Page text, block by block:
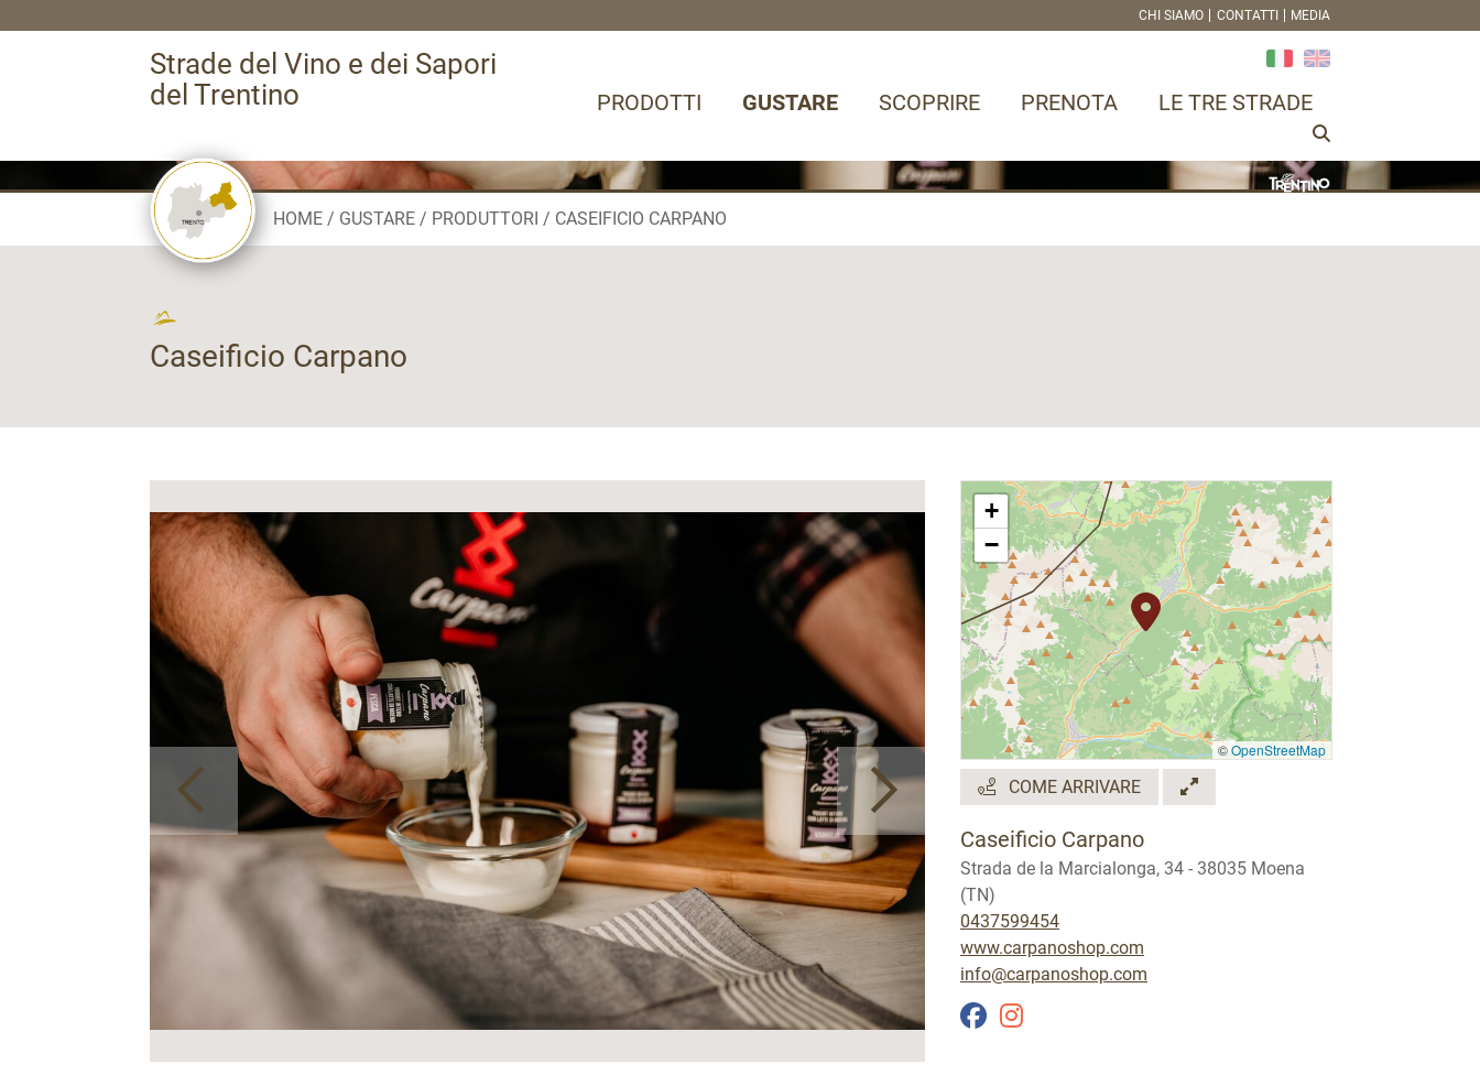
CHI SIAMO CONTATTI MEDIA
Strade del Vino e dei Sapori
del Trentino
PRODOTTI GUSTARE SCOPRIRE PRENOTA LE TRE STRADE
HOME GUSTARE PRODUTTORI CASEIFICIO CARPANO
Caseificio Carpano
+
−
©OpenStreetMap
COME ARRIVARE
Caseificio Carpano
Strada de la Marcialonga, 34 - 38035 Moena
(TN)
0437599454
www.carpanoshop.com
info@carpanoshop.com